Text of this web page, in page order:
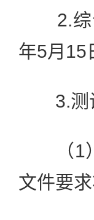
2.综合
年5月15
3.测试
（1）
文件要